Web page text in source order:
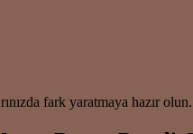
fark yaratmaya hazır